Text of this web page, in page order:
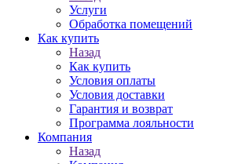
Услуги
Обработка помещений
Как купить
Назад
Как купить
Условия оплаты
Условия доставки
Гарантия и возврат
Программа лояльности
Компания
Назад